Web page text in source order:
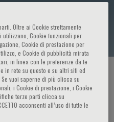
/ RELATORE
Oltre ai Cookie strettamente
utilizzano, Cookie funzionali per
Cookie di prestazione per
e Cookie di pubblicità mirata
in linea con le preferenze da te
in rete su questo e su altri siti ed
vuoi saperne di più clicca su
i Cookie di prestazione, i Cookie
terze parti clicca su
acconsenti all’uso di tutte le